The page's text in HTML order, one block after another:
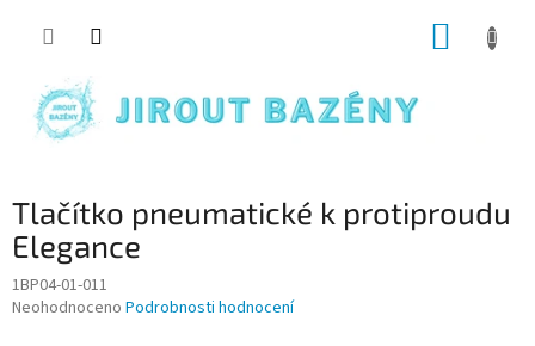
Tlačítko pneumatické k protiproudu
Elegance
1BP04-01-011
Průměrné hodnocení produktu je 0,0 z 5 hvězdiček.
Neohodnoceno Podrobnosti hodnocení